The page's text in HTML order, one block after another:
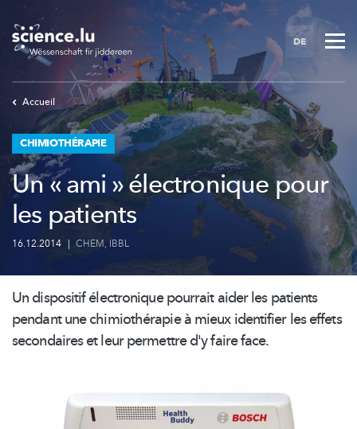
to
main
content
DE
Accueil
CHIMIOTHÉRAPIE
Un « ami » électronique pour
les patients
16.12.2014 | CHEM, IBBL
Un dispositif électronique pourrait aider les patients
pendant unechimiothérapieà mieux identifier les effets
secondaires et leur permettre d'y faire face.